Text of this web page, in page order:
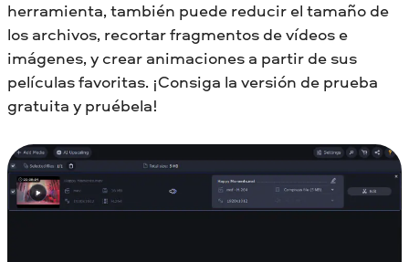
herramienta, también puede reducir el tamaño de
los archivos, recortar fragmentos de vídeos e
imágenes, y crear animaciones a partir de sus
películas favoritas. ¡Consiga la versión de prueba
gratuita y pruébela!